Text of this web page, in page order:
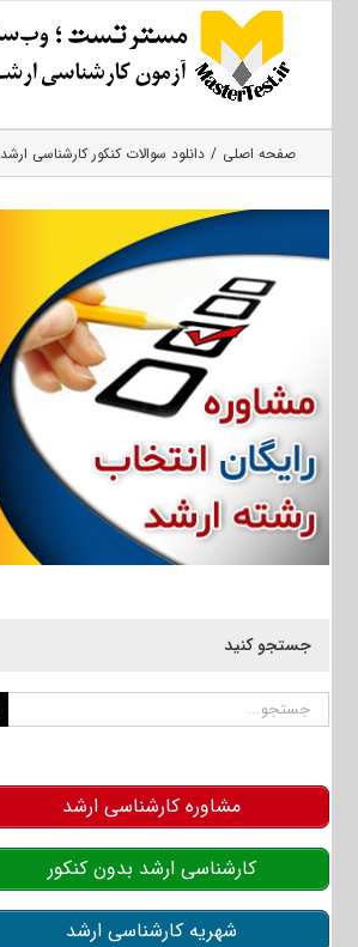
صفحه اصلی دانلود سوالات کنکور کارشناسی ارشد
جستجو کنید
جستجو
مشاوره کارشناسی ارشد
کارشناسی ارشد بدون کنکور
شهریه کارشناسی ارشد